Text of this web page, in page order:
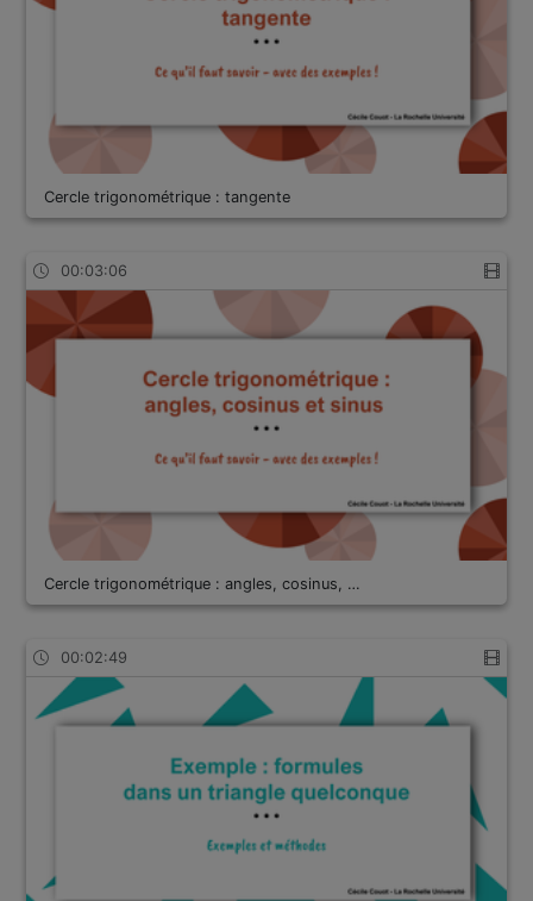
Cercle trigonométrique : tangente
00:03:06
Cercle trigonométrique : angles, cosinus, …
00:02:49